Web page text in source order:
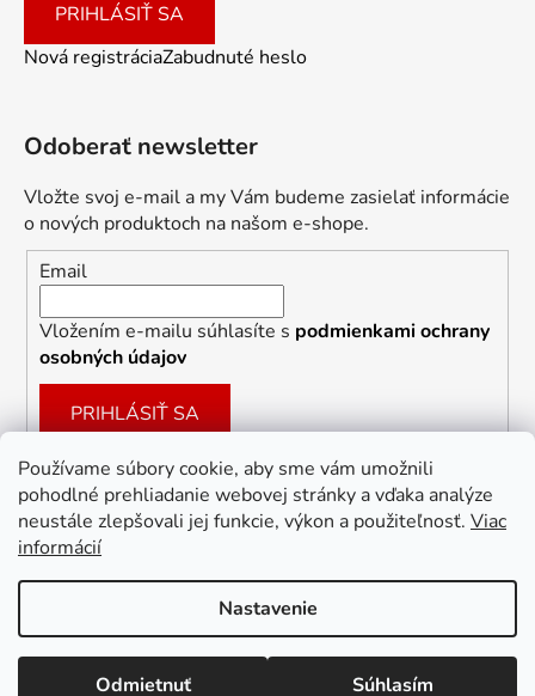
Používame súbory cookie, aby sme vám umožnili
pohodlné prehliadanie webovej stránky a vďaka analýze
neustále zlepšovali jej funkcie, výkon a použiteľnosť. Viac
informácií
Nastavenie
Odmietnuť Súhlasím
PRIHLÁSIŤ SA
Nová registráciaZabudnuté heslo
Odoberať newsletter
Vložte svoj e-mail a my Vám budeme zasielať informácie
o nových produktoch na našom e-shope.
Email
Vložením e-mailu súhlasíte s podmienkami ochrany
osobných údajov
PRIHLÁSIŤ SA
Facebook
Vytvoril Shoptet